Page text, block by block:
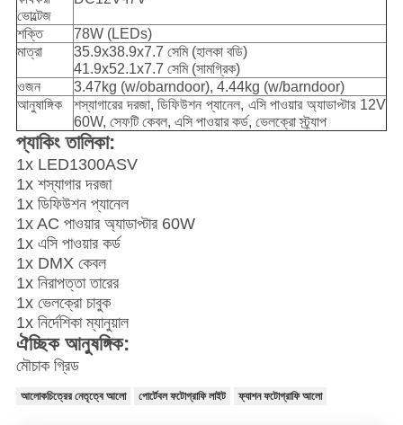
ভোল্টেজ
শক্তি
78W (LEDs)
মাত্রা
35.9x38.9x7.7 সেমি (হালকা বডি)
41.9x52.1x7.7 সেমি (সামগ্রিক)
ওজন
3.47kg (w/obarndoor), 4.44kg (w/barndoor)
আনুষাঙ্গিক
শস্যাগারের দরজা, ডিফিউশন প্যানেল, এসি পাওয়ার অ্যাডাপ্টার 12V
60W, সেফটি কেবল, এসি পাওয়ার কর্ড, ভেলক্রো স্ট্র্যাপ
প্যাকিং তালিকা:
1x LED1300ASV
1x শস্যাগার দরজা
1x ডিফিউশন প্যানেল
1x AC পাওয়ার অ্যাডাপ্টার 60W
1x এসি পাওয়ার কর্ড
1x DMX কেবল
1x নিরাপত্তা তারের
1x ভেলক্রো চাবুক
1x নির্দেশিকা ম্যানুয়াল
ঐচ্ছিক আনুষঙ্গিক:
মৌচাক গ্রিড
আলোকচিত্রের নেতৃত্বে আলো পোর্টেবল ফটোগ্রাফি লাইট ফ্যাশন ফটোগ্রাফি আলো